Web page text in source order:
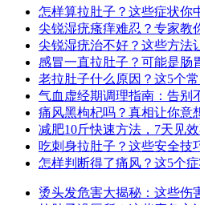
怎样算拉肚子？这些症状你
尖锐湿疣瘙痒难忍？专家教
尖锐湿疣治不好？这些方法
感冒一直拉肚子？可能是肠
老拉肚子什么原因？这5个
气血虚经期调理指南：告别
痛风黑枸杞吗？真相让你意
减肥10斤快速方法，7天见效
吃刺身拉肚子？这些安全技
怎样判断得了痛风？这5个
烫头发危害大揭秘：这些伤